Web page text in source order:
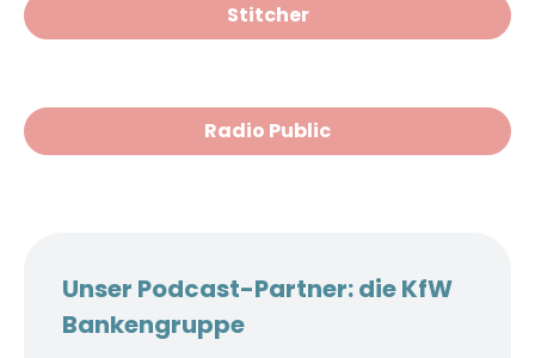
Stitcher
Radio Public
Unser Podcast-Partner: die KfW
Bankengruppe